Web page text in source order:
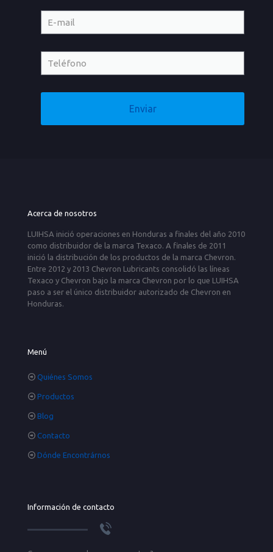
Acerca de nosotros
LUIHSA inició operaciones en Honduras a finales del año 2010
como distribuidor de la marca Texaco. A finales de 2011
inició la distribución de los productos de la marca Chevron.
Entre 2012 y 2013 Chevron Lubricants consolidó las líneas
Texaco y Chevron bajo la marca Chevron por lo que LUIHSA
paso a ser el único distribuidor autorizado de Chevron en
Honduras.
Menú
Quiénes Somos
Productos
Blog
Contacto
Dónde Encontrárnos
Información de contacto